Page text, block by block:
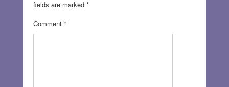
fields are marked *
Comment *